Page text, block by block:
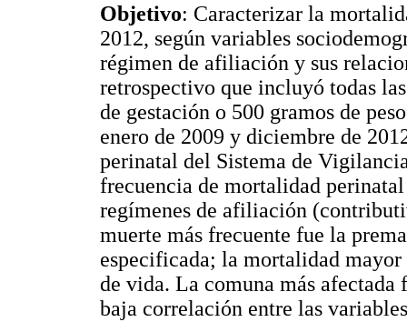
Objetivo: Caracterizar la
2012, según variables
régimen de afiliación y sus
retrospectivo que incluyó todas
de gestación o 500 gramos de
enero de 2009 y diciembre de
perinatal del Sistema de
frecuencia de mortalidad
regímenes de afiliación
muerte más frecuente fue la
especificada; la mortalidad mayor
de vida. La comuna más afectada
baja correlación entre las